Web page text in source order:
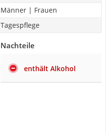
Männer | Frauen
Tagespflege
Nachteile
enthält Alkohol